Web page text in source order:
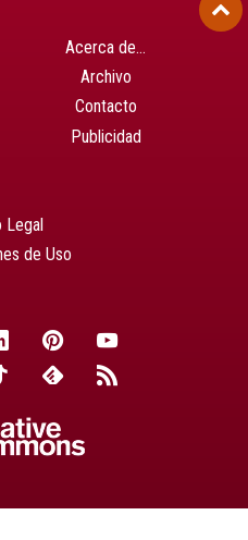
Acerca de…
Archivo
Contacto
Publicidad
Legal
de Uso